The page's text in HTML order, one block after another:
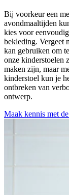
Bij voorkeur een
avondmaaltijden
kies voor
bekleding. Vergeet
kan gebruiken om
onze kinderstoelen
maken zijn, maar
kinderstoel kun je
ontbreken van
ontwerp.
Maak kennis met